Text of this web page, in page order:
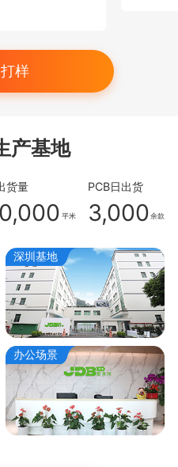
样
产基地
货量
平米
PCB日出货
3,000 余款
深圳基地
办公场景